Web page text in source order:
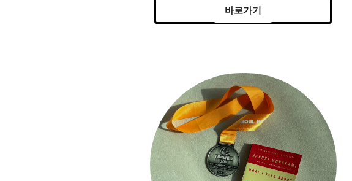
바로가기